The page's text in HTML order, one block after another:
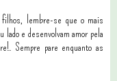
lembre-se que o mais
e desenvolvam amor pela
Sempre pare enquanto as